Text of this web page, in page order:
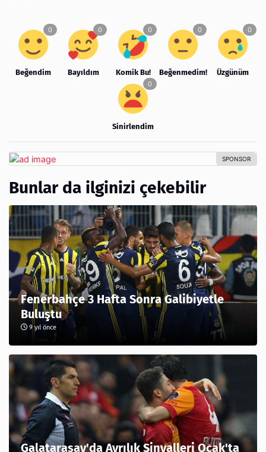
Beğendim Bayıldım Komik Bu! Beğenmedim! Üzgünüm
Sinirlendim
Bunlar da ilginizi çekebilir
Fenerbahçe 3 Hafta Sonra Galibiyetle
Buluştu
9 yıl önce
Galatarasay'da Ayrılık Sinyalleri Ocak'ta